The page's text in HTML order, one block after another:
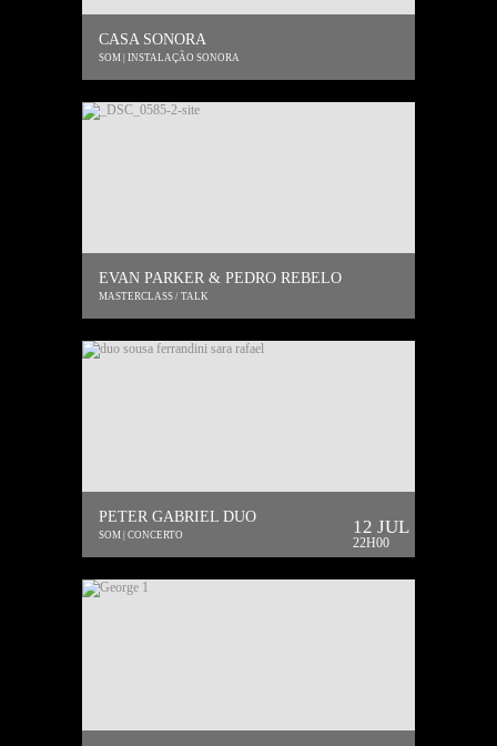
CASA SONORA
SOM | INSTALAÇÃO SONORA
EVAN PARKER & PEDRO REBELO
MASTERCLASS / TALK
PETER GABRIEL DUO
SOM | CONCERTO 12 JUL
22H00